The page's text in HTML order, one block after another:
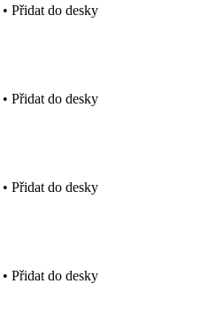
• Přidat do desky
• Přidat do desky
• Přidat do desky
• Přidat do desky